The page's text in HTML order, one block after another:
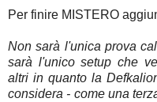
Per finire MISTERO
Non sarà l'unica prova
sarà l'unico setup che
altri in quanto la
considera - come una